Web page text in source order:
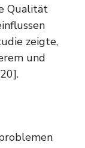
Qualität
zeigte,
und